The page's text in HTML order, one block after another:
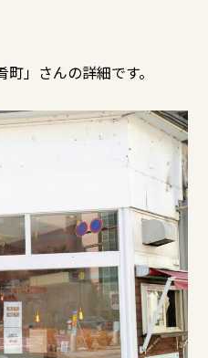
町」さんの詳細です。